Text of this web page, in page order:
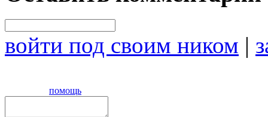
войти под своим ником |
помощь